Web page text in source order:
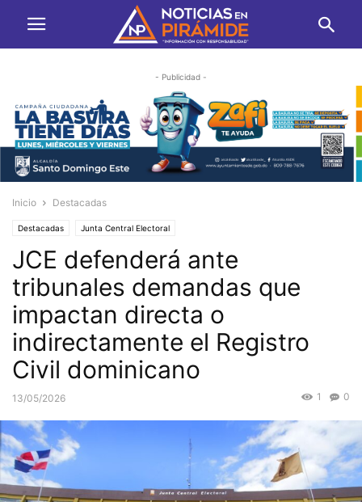
- Publicidad -
Inicio Destacadas
Destacadas Junta Central Electoral
JCE defenderá ante
tribunales demandas que
impactan directa o
indirectamente el Registro
Civil dominicano
13/05/2026 0
1